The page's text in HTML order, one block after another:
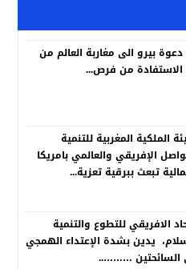
بيرو الى مغاربة العالم من
الاستفادة من فرص...
الملكية المغربية للتنمية
الإفريقي والعالمي بامريكا
تبعث ببرقية تعزية...
الافريقي للتطوع والتنمية
يدين بشدة الإعتداء الهمجي
السائحتين ………..